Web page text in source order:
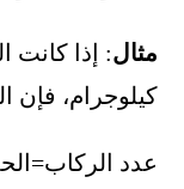
مثال
كيلوجرام، فإن
عدد